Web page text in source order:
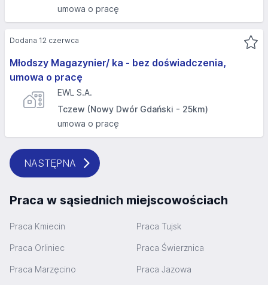
umowa o pracę
Młodszy Magazynier/ ka - bez doświadczenia,
umowa o pracę
EWL S.A.
Tczew (Nowy Dwór Gdański - 25km)
umowa o pracę
Dodana 12 czerwca
NASTĘPNA
Praca w sąsiednich miejscowościach
Praca Kmiecin Praca Tujsk
Praca Orliniec Praca Świerznica
Praca Marzęcino Praca Jazowa